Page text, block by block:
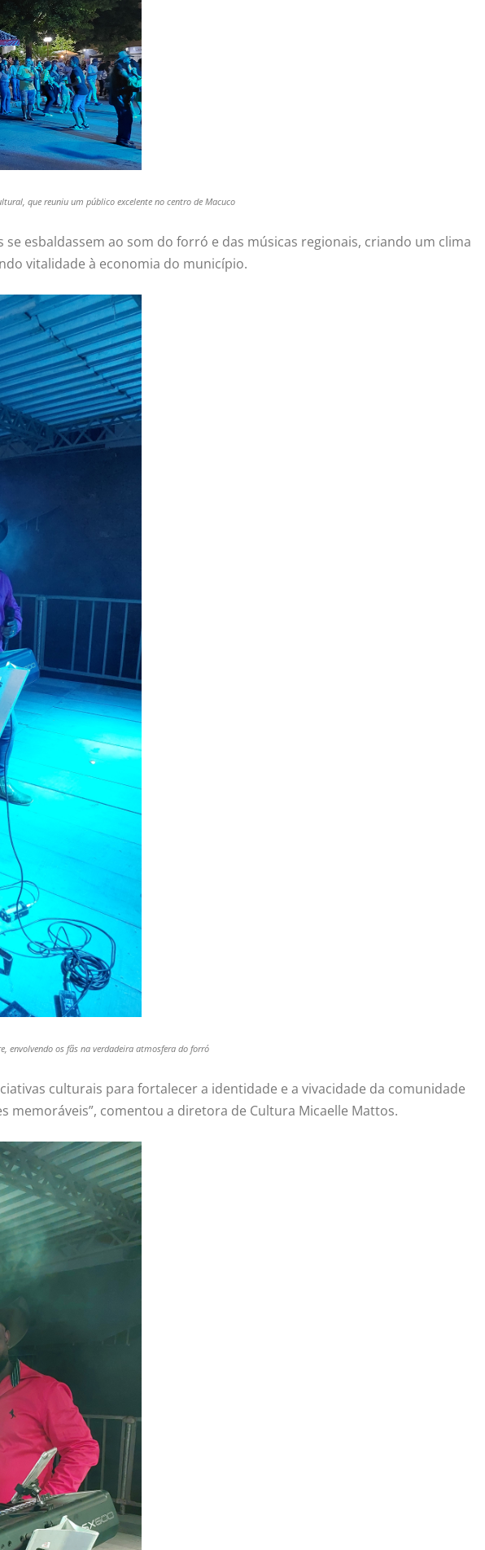
que reuniu um público excelente no centro de Macuco
esbaldassem ao som do forró e das músicas regionais, criando um clima
vitalidade à economia do município.
envolvendo os fãs na verdadeira atmosfera do forró
culturais para fortalecer a identidade e a vivacidade da comunidade
memoráveis”, comentou a diretora de Cultura Micaelle Mattos.